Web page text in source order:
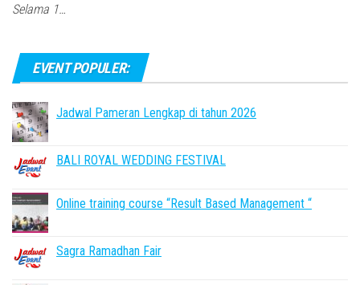
Selama 1…
EVENT POPULER:
Jadwal Pameran Lengkap di tahun 2026
BALI ROYAL WEDDING FESTIVAL
Online training course “Result Based Management “
Sagra Ramadhan Fair